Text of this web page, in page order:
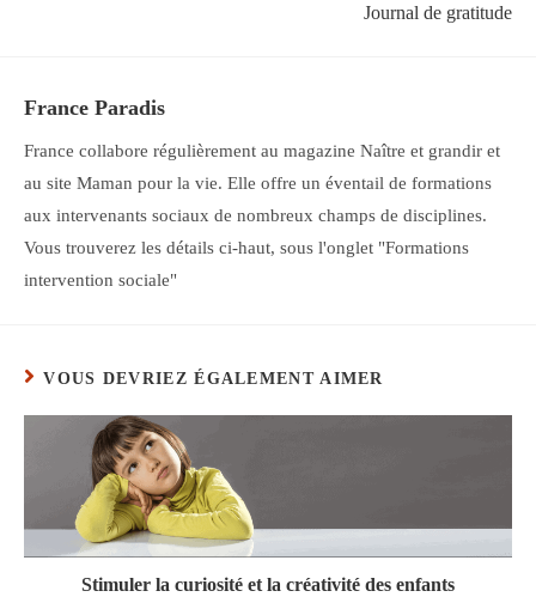
Journal de gratitude
France Paradis
France collabore régulièrement au magazine Naître et grandir et
au site Maman pour la vie. Elle offre un éventail de formations
aux intervenants sociaux de nombreux champs de disciplines.
Vous trouverez les détails ci-haut, sous l'onglet "Formations
intervention sociale"
VOUS DEVRIEZ ÉGALEMENT AIMER
Stimuler la curiosité et la créativité des enfants